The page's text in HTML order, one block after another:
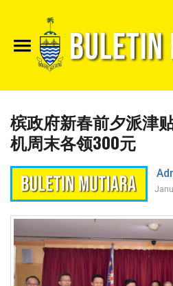
槟政府新春前夕派津
机周末各领300元